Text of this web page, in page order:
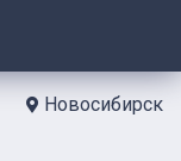
Новосибирск